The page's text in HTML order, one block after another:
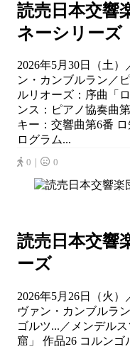
読売日本交響
ネーシリーズ
2026年5月30日（土
ン・カンブルラン／
ルリオーズ：序曲「
ンス：ピアノ協奏曲
キー：交響曲第6番
ログラム...
0｜ 0
読売日本交響
ーズ
2026年5月26日（火
ヴァン・カンブルラ
ゴルツ...／メンデル
窟」 作品26 コルン